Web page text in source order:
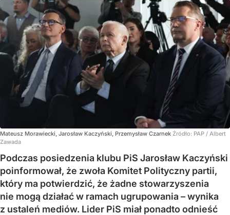
Mateusz Morawiecki, Jarosław Kaczyński, Przemysław Czarnek Źródło: PAP / Albert
Zawada
Podczas posiedzenia klubu PiS Jarosław Kaczyński
poinformował, że zwoła Komitet Polityczny partii,
który ma potwierdzić, że żadne stowarzyszenia
nie mogą działać w ramach ugrupowania – wynika
z ustaleń mediów. Lider PiS miał ponadto odnieść